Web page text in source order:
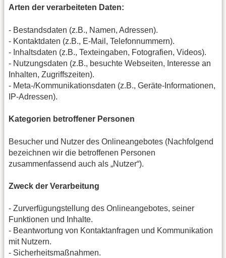
Arten der verarbeiteten Daten:
- Bestandsdaten (z.B., Namen, Adressen).
- Kontaktdaten (z.B., E-Mail, Telefonnummern).
- Inhaltsdaten (z.B., Texteingaben, Fotografien, Videos).
- Nutzungsdaten (z.B., besuchte Webseiten, Interesse an
Inhalten, Zugriffszeiten).
- Meta-/Kommunikationsdaten (z.B., Geräte-Informationen,
IP-Adressen).
Kategorien betroffener Personen
Besucher und Nutzer des Onlineangebotes (Nachfolgend
bezeichnen wir die betroffenen Personen
zusammenfassend auch als „Nutzer“).
Zweck der Verarbeitung
- Zurverfügungstellung des Onlineangebotes, seiner
Funktionen und Inhalte.
- Beantwortung von Kontaktanfragen und Kommunikation
mit Nutzern.
- Sicherheitsmaßnahmen.